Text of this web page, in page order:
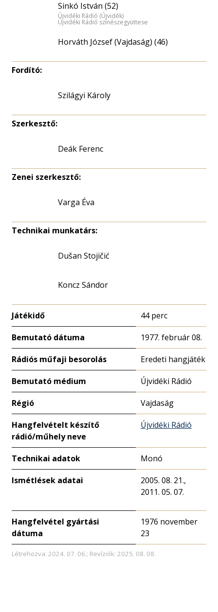
Sinkó István (52)
Újvidéki Rádió (Újvidék)
Újvidéki Rádió színészegyüttese
Horváth József (Vajdaság) (46)
Fordító:
Szilágyi Károly
Szerkesztő:
Deák Ferenc
Zenei szerkesztő:
Varga Éva
Technikai munkatárs:
Dušan Stojičić
Koncz Sándor
Játékidő 44 perc
Bemutató dátuma 1977. február 08.
Rádiós műfaji besorolás Eredeti hangjáték
Bemutató médium Újvidéki Rádió
Régió Vajdaság
Hangfelvételt készítő
rádió/műhely neve
Újvidéki Rádió
Technikai adatok Monó
Ismétlések adatai
2005. 08. 21.,
2011. 05. 07.
Hangfelvétel gyártási
dátuma
1976 november
23
Létrehozva: 2024. 07. 06.; Revíziók: 2025. 08. 08.